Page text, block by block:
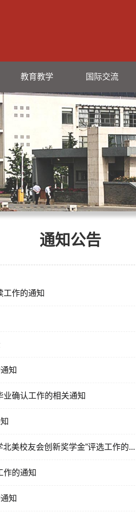
教育教学 国际交流
通知公告
工作的通知
知
确认工作的相关通知
美校友会创新奖学金”评选工作的...
作的通知
知